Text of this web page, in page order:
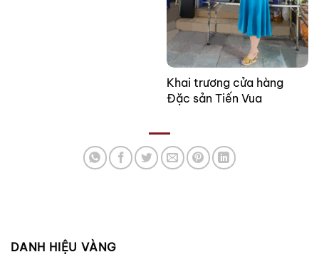
Khai trương cửa hàng
Đặc sản Tiến Vua
DANH HIỆU VÀNG